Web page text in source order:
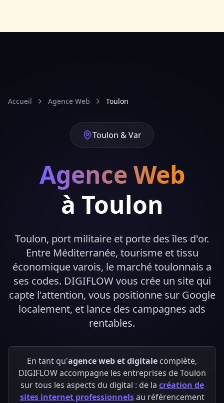
Accueil Agence Web Toulon
Toulon & Var
Agence Web
à Toulon
Toulon, port militaire et porte des îles d'or.
Entre Méditerranée, tourisme et tissu
économique varois, le marché toulonnais a
ses codes. DIGIFLOW vous crée un site qui
capte l'attention, vous positionne sur Google
localement, et lance des campagnes ads
rentables.
En tant qu'agence web et digitale complète,
DIGIFLOW accompagne les entreprises de Toulon
sur tous les aspects du digital : de la création de
sites internet professionnels au référencement